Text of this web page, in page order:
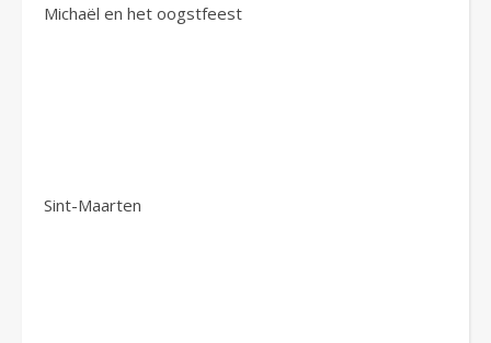
Michaël en het oogstfeest
Sint-Maarten